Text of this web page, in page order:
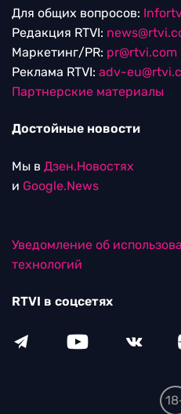
Для общих вопросов:
Редакция RTVI:
Маркетинг/PR: pr@rtvi.com
Реклама RTVI: adv-
Партнерские материалы
Достойные новости
Мы в Дзен.Новостях
и Google.News
Уведомление об
технологий
RTVI в соцсетях